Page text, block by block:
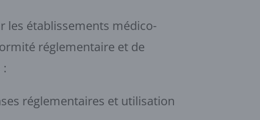
les établissements médico-
réglementaire et de
réglementaires et utilisation